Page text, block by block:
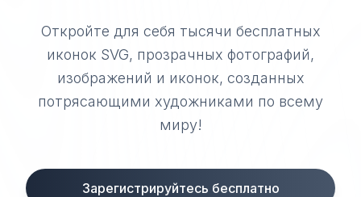
Откройте для себя тысячи бесплатных
иконок SVG, прозрачных фотографий,
изображений и иконок, созданных
потрясающими художниками по всему
миру!
Зарегистрируйтесь бесплатно